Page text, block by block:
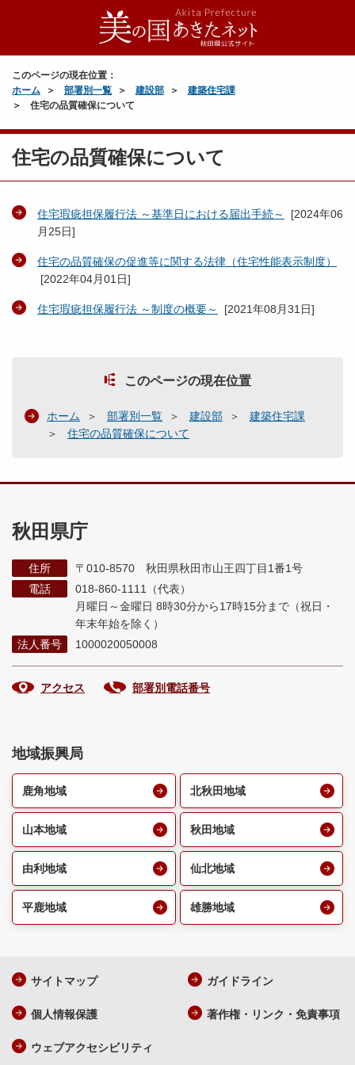
このページの現在位置：
ホーム
部署別一覧 建設部
建築住宅課
住宅の品質確保について
住宅の品質確保について
住宅瑕疵担保履行法 ～基準日における届出手続～ [2024年06
月25日]
住宅の品質確保の促進等に関する法律（住宅性能表示制度）
[2022年04月01日]
住宅瑕疵担保履行法 ～制度の概要～ [2021年08月31日]
このページの現在位置
ホーム 部署別一覧 建設部
建築住宅課
住宅の品質確保について
秋田県庁
住所
〒010-8570 秋田県秋田市山王四丁目1番1号
電話
018-860-1111（代表）
月曜日～金曜日 8時30分から17時15分まで （祝日・
年末年始を除く）
法人番号
1000020050008
アクセス 部署別電話番号
地域振興局
鹿角地域 北秋田地域
山本地域 秋田地域
由利地域 仙北地域
平鹿地域 雄勝地域
サイトマップ ガイドライン
個人情報保護 著作権・リンク・免責事項
ウェブアクセシビリティ